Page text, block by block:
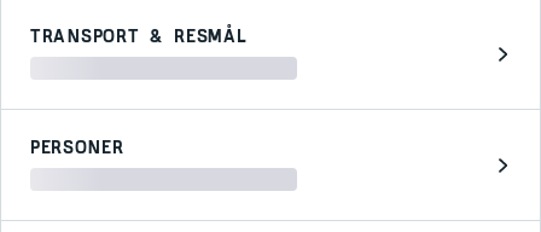
TRANSPORT & RESMÅL
PERSONER